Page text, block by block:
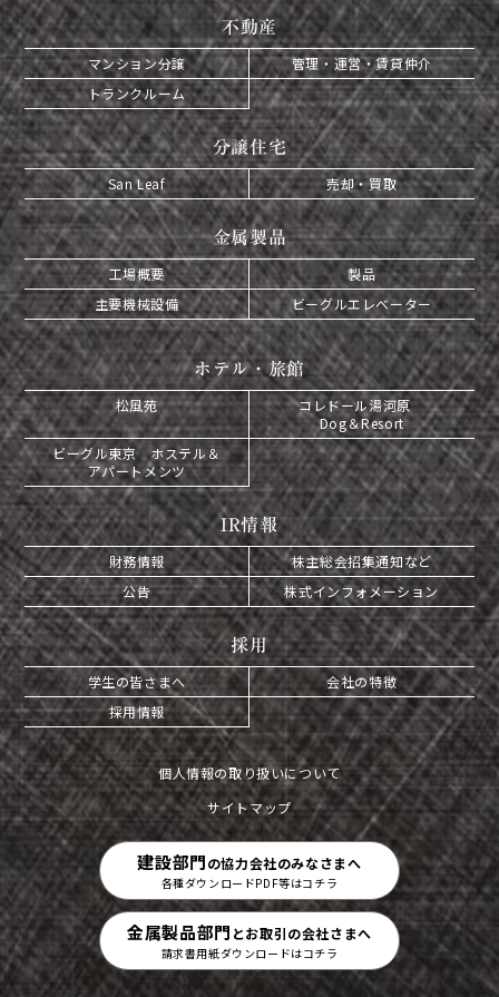
不動産
マンション分譲
管理・運営・賃貸仲介
トランクルーム
分譲住宅
San Leaf 売却・買取
金属製品
工場概要
製品
主要機械設備
ビーグルエレベーター
ホテル・旅館
松風苑
コレドール湯河原
Dog＆Resort
ビーグル東京 ホステル＆
アパートメンツ
IR情報
財務情報
株主総会招集通知など
公告
株式インフォメーション
採用
学生の皆さまへ
会社の特徴
採用情報
個人情報の取り扱いについて
サイトマップ
建設部門の協力会社のみなさまへ
各種ダウンロードPDF等はコチラ
金属製品部門 とお取引の会社さまへ
請求書用紙ダウンロードはコチラ